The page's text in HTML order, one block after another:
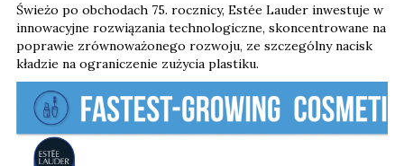
Świeżo po obchodach 75. rocznicy, Estée Lauder inwestuje w
innowacyjne rozwiązania technologiczne, skoncentrowane na
poprawie zrównoważonego rozwoju, ze szczególny nacisk
kładzie na ograniczenie zużycia plastiku.